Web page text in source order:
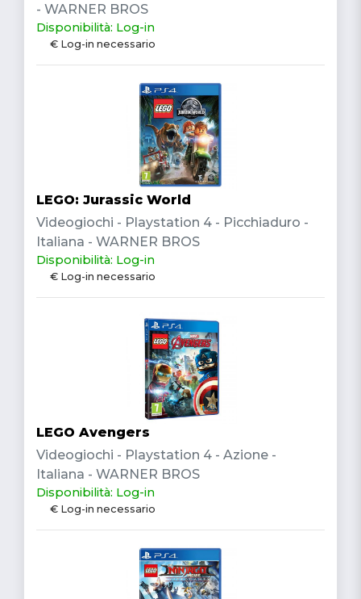
- WARNER BROS
Disponibilità: Log-in
€ Log-in necessario
LEGO: Jurassic World
Videogiochi - Playstation 4 - Picchiaduro -
Italiana - WARNER BROS
Disponibilità: Log-in
€ Log-in necessario
LEGO Avengers
Videogiochi - Playstation 4 - Azione -
Italiana - WARNER BROS
Disponibilità: Log-in
€ Log-in necessario